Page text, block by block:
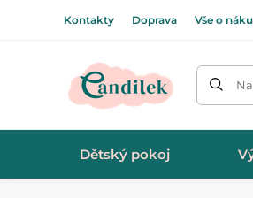
Kontakty Doprava Vše o
Dětský pokoj